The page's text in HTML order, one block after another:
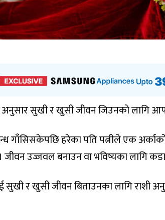
अनुसार सुखी र खुसी जीवन जिउनको लागि
गाँसिसकेपछि हरेका पति पत्नीले एक
उज्जवल बनाउन वा भविष्यका लागि कडा
र खुसी जीवन बिताउनका लागि राशी